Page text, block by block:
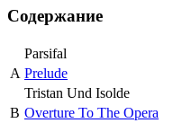
Содержание
Parsifal
A Prelude
Tristan Und Isolde
B Overture To The Opera